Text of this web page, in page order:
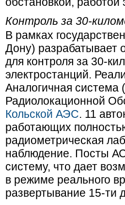
Контроль за 30-
В рамках
Дону) разрабатывает
для контроля за 30-
электростанций.
Аналогичная
Радиолокационной
Кольской АЭС. 11
работающих
радиометрическая
наблюдение. Посты
систему, что дает
в режиме реального
развертывание 15-ти